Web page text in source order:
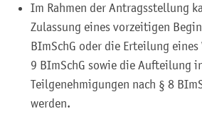
Im Rahmen der Antragsstellung
Zulassung eines vorzeitigen
BImSchG oder die Erteilung eines
9 BImSchG sowie die Aufteilung
Teilgenehmigungen nach § 8
werden.